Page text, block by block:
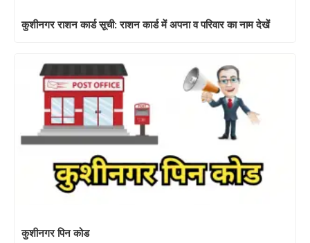
कुशीनगर राशन कार्ड सूची: राशन कार्ड में अपना व परिवार का नाम देखें
कुशीनगर पिन कोड